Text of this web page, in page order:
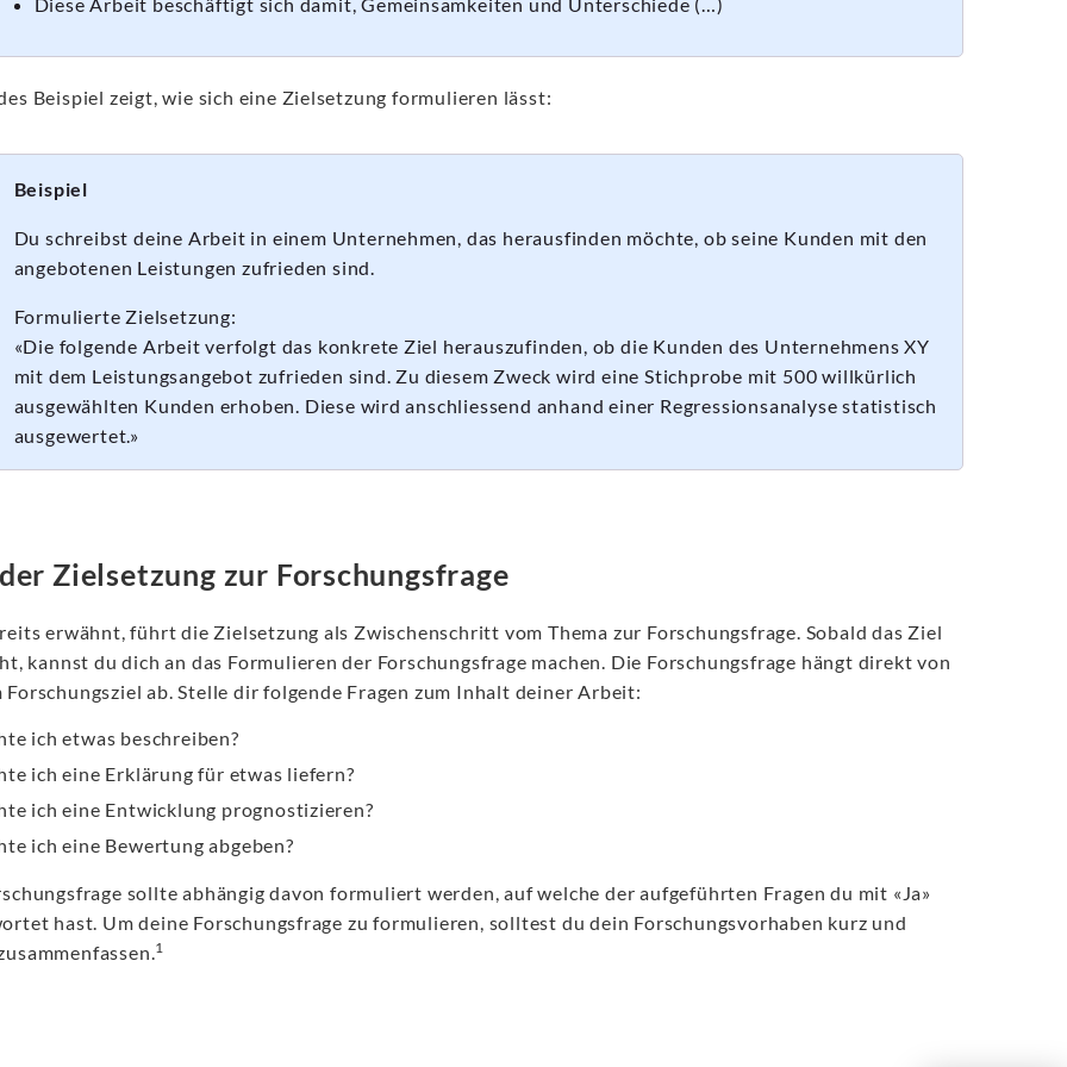
Beispiel zeigt, wie sich eine Zielsetzung formulieren lässt:
Beispiel
Du schreibst deine Arbeit in einem Unternehmen, das herausfinden möchte, ob seine Kunden mit den
angebotenen Leistungen zufrieden sind.
Formulierte Zielsetzung:
«Die folgende Arbeit verfolgt das konkrete Ziel herauszufinden, ob die Kunden des Unternehmens XY
mit dem Leistungsangebot zufrieden sind. Zu diesem Zweck wird eine Stichprobe mit 500 willkürlich
ausgewählten Kunden erhoben. Diese wird anschliessend anhand einer Regressionsanalyse statistisch
ausgewertet.»
Zielsetzung zur Forschungsfrage
erwähnt, führt die Zielsetzung als Zwischenschritt vom Thema zur Forschungsfrage. Sobald das Ziel
kannst du dich an das Formulieren der Forschungsfrage machen. Die Forschungsfrage hängt direkt von
Forschungsziel ab. Stelle dir folgende Fragen zum Inhalt deiner Arbeit:
ich etwas beschreiben?
ich eine Erklärung für etwas liefern?
ich eine Entwicklung prognostizieren?
ich eine Bewertung abgeben?
sollte abhängig davon formuliert werden, auf welche der aufgeführten Fragen du mit «Ja»
hast. Um deine Forschungsfrage zu formulieren, solltest du dein Forschungsvorhaben kurz und
1